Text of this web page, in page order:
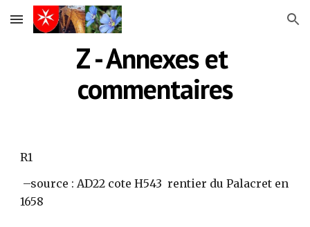
Skip to main content Skip to navigation
Z - Annexes et
commentaires
R1
1658